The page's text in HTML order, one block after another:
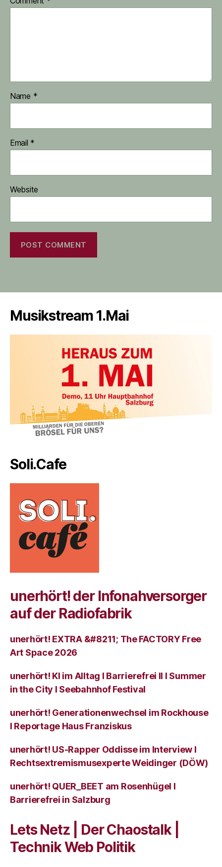
Name *
Email *
Website
Musikstream 1.Mai
Soli.Cafe
unerhört! der Infonahversorger
auf der Radiofabrik
unerhört! EXTRA &#8211; The FACTORY Free
Art Space 2026
unerhört! KI im Alltag I Barrierefrei II I Summer
in the City I Seebahnhof Festival
unerhört! Generationenwechsel im Rockhouse
I Reportage Haus Franziskus
unerhört! US-Rapper Oddisse im Interview I
Rechtsextremismusexperte Weidinger (DÖW)
unerhört! QUER_BEET am Rosenhügel I
Barrierefrei in Salzburg
Lets Netz | Der Chaostalk |
Technik Web Politik